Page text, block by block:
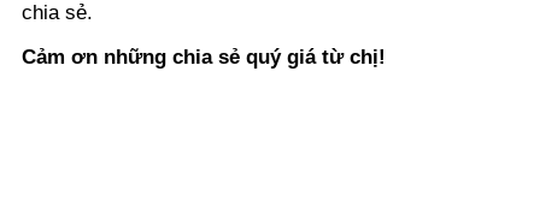
chia sẻ.
Cảm ơn những chia sẻ quý giá từ chị!